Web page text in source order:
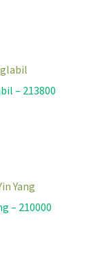
– 213800
– 210000